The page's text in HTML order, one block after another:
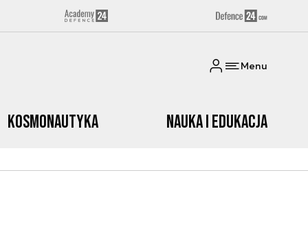
Menu
Kosmonautyka Nauka i edukacja